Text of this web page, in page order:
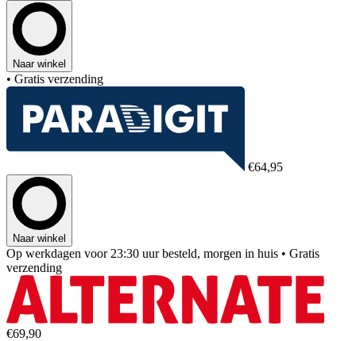
Naar winkel
• Gratis verzending
€64,95
Naar winkel
Op werkdagen voor 23:30 uur besteld, morgen in huis • Gratis
verzending
€69,90